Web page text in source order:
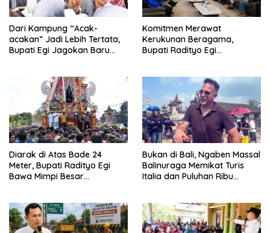
Dari Kampung “Acak-
acakan” Jadi Lebih Tertata,
Bupati Egi Jagokan Baru
Komitmen Merawat
Kerukunan Beragama,
Bupati Radityo Egi
Lampung
Diarak di Atas Bade 24
Meter, Bupati Radityo Egi
Bawa Mimpi Besar
Bukan di Bali, Ngaben Massal
Balinuraga Memikat Turis
Italia dan Puluhan Ribu